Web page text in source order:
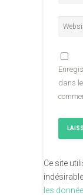
dans
Ce site
les